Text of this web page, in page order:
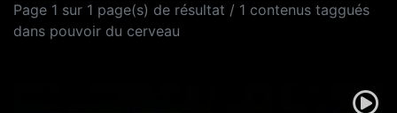
Page 1 sur 1 page(s) de résultat / 1 contenus taggués
dans pouvoir du cerveau